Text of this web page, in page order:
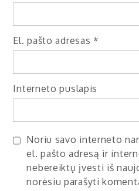
El. pašto adresas *
Interneto puslapis
Noriu savo interneto
el. pašto adresą ir
nebereiktų įvesti iš
norėsiu parašyti